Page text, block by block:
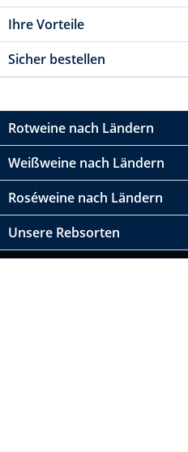
Ihre Vorteile
Sicher bestellen
Rotweine nach Ländern
Weißweine nach Ländern
Roséweine nach Ländern
Unsere Rebsorten